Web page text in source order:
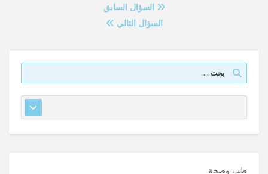
السؤال السابق
السؤال التالي
طب وصحة